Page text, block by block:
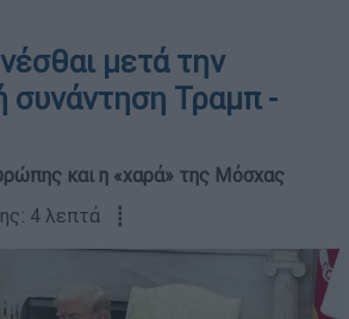
μετά την
συνάντηση Τραμπ -
και η «χαρά» της Μόσχας
4 λεπτά ┋